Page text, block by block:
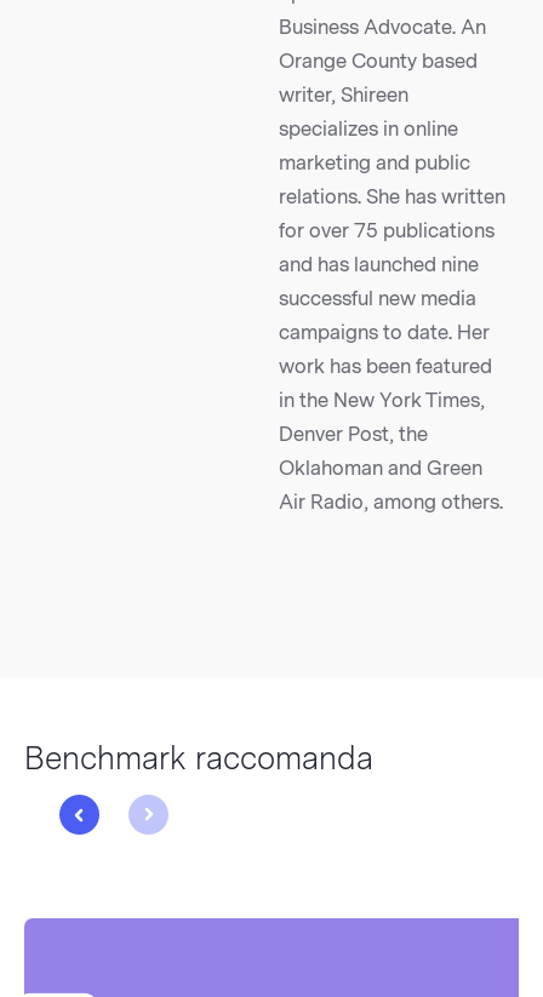
Business Advocate. An
Orange County based
writer, Shireen
specializes in online
marketing and public
relations. She has written
for over 75 publications
and has launched nine
successful new media
campaigns to date. Her
work has been featured
in the New York Times,
Denver Post, the
Oklahoman and Green
Air Radio, among others.
Benchmark raccomanda